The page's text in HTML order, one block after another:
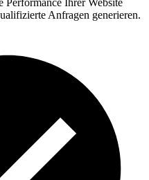
Anfragen generieren.